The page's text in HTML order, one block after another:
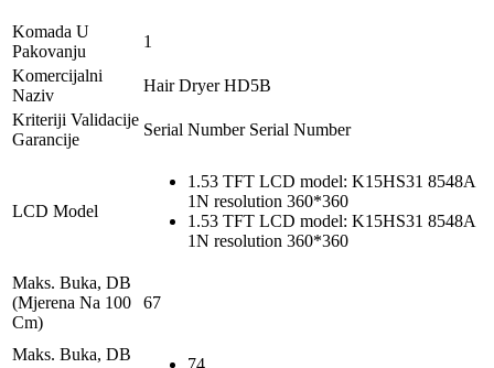
Komada U
Pakovanju
1
Komercijalni
Naziv
Hair Dryer HD5B
Kriteriji Validacije
Garancije
Serial Number Serial Number
LCD Model
1.53 TFT LCD model: K15HS31 8548A
1N resolution 360*360
1.53 TFT LCD model: K15HS31 8548A
1N resolution 360*360
Maks. Buka, DB
(Mjerena Na 100
Cm)
67
Maks. Buka, DB
74